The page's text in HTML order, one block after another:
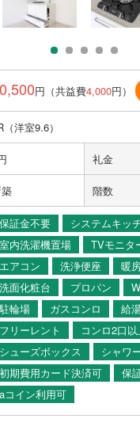
円（共益費4,000円）
（洋室9.6）
礼金
階数
保証金不要
システムキッ
室内洗濯機置場
TVモニタ
エアコン
洗浄便座
暖
洗面化粧台
プロパン
駐輪場
ガスコンロ 給
フリーレント
コンロ2口
シューズボックス
シャワ
初期費用カード決済可
保
aコイン利用可